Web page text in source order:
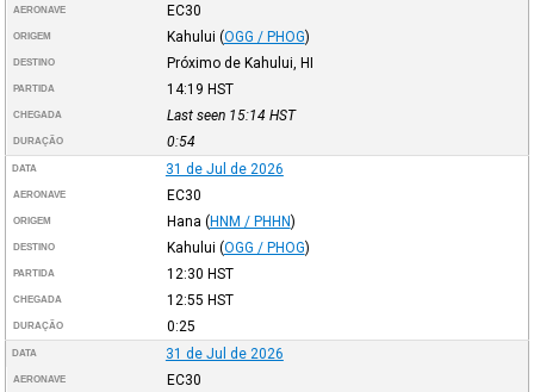
AERONAVE EC30
ORIGEM Kahului (OGG / PHOG)
DESTINO Próximo de Kahului, HI
PARTIDA 14:19 HST
CHEGADA Last seen 15:14 HST
DURAÇÃO 0:54
DATA 31 de Jul de 2026
AERONAVE EC30
ORIGEM Hana (HNM / PHHN)
DESTINO Kahului (OGG / PHOG)
PARTIDA 12:30 HST
CHEGADA 12:55 HST
DURAÇÃO 0:25
DATA 31 de Jul de 2026
AERONAVE EC30